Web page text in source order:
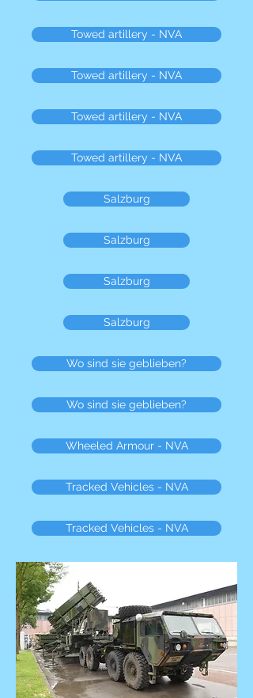
Towed artillery - NVA
Towed artillery - NVA
Towed artillery - NVA
Towed artillery - NVA
Salzburg
Salzburg
Salzburg
Salzburg
Wo sind sie geblieben?
Wo sind sie geblieben?
Wheeled Armour - NVA
Tracked Vehicles - NVA
Tracked Vehicles - NVA